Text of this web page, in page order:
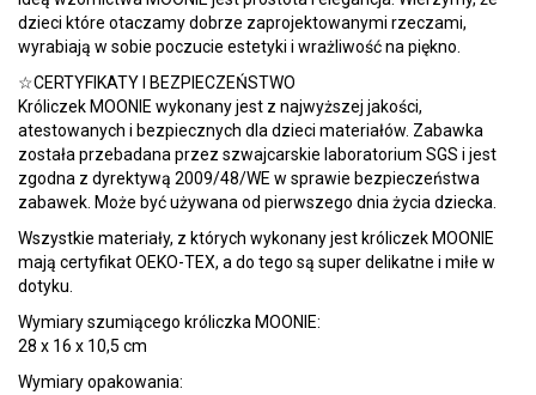
dzieci które otaczamy dobrze zaprojektowanymi rzeczami,
wyrabiają w sobie poczucie estetyki i wrażliwość na piękno.
☆CERTYFIKATY I BEZPIECZEŃSTWO
Króliczek MOONIE wykonany jest z najwyższej jakości,
atestowanych i bezpiecznych dla dzieci materiałów. Zabawka
została przebadana przez szwajcarskie laboratorium SGS i jest
zgodna z dyrektywą 2009/48/WE w sprawie bezpieczeństwa
zabawek. Może być używana od pierwszego dnia życia dziecka.
Wszystkie materiały, z których wykonany jest króliczek MOONIE
mają certyfikat OEKO-TEX, a do tego są super delikatne i miłe w
dotyku.
Wymiary szumiącego króliczka MOONIE:
28 x 16 x 10,5 cm
Wymiary opakowania: